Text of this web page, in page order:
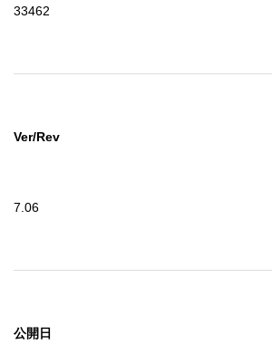
33462
Ver/Rev
7.06
公開日